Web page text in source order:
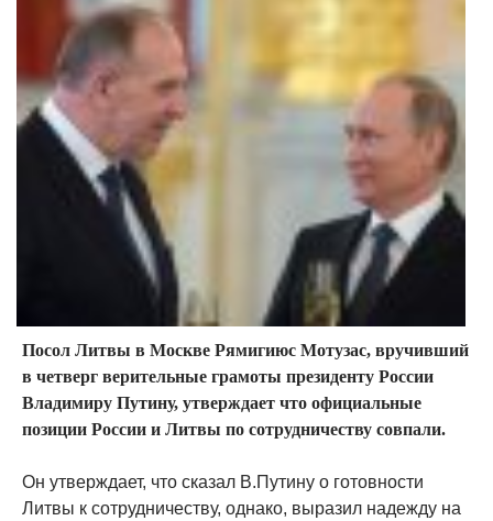
Посол Литвы в Москве Рямигиюс Мотузас, вручивший
в четверг верительные грамоты президенту России
Владимиру Путину, утверждает что официальные
позиции России и Литвы по сотрудничеству совпали.
Он утверждает, что сказал В.Путину о готовности
Литвы к сотрудничеству, однако, выразил надежду на